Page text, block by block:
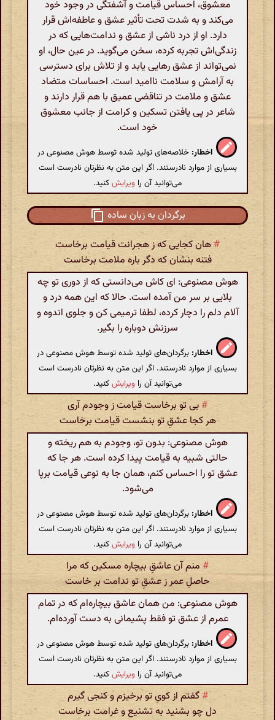
معشوق، احساس قیامت و آشفتگی در وجود خود
می‌کند و به شدت تحت تأثیر عشق و عاطفه‌اش قرار
دارد. او از درد ناشی از عشق و ندامت‌هایی که در
زندگی‌اش تجربه کرده، سخن می‌گوید. در عین حال، او
نمی‌تواند از عشق رهایی یابد و از تلاش برای دسترسی
به آرامش و سلامت ناامید است. احساسات متضاد
عشق و ملامت در تناقضی عمیق با هم قرار دارند و
شاعر در پی یافتن تسکین و کرامت از جانب معشوق
خود است.
اخطار: خلاصه‌های تولید شده توسط هوش مصنوعی در
بسیاری از موارد نادرستند. اگر این متن به نظرتان نادرست است
می‌توانید آن را ویرایشکنید.
برگردان به زبان ساده
#هان کجایی که ز هجرانت قیامت برخاست
فتنه بنشان که دگر باره ملامت برخاست
هوش مصنوعی: ای کاش می‌دانستی که از دوری تو چه
بلایی بر سر من آمده است. حالا که این همه درد و
آلام دلم را دچار کرده، لطفا ترمیمی کن و جلوی اندوه و
سرزنش دوباره را بگیر.
اخطار: برگردان‌های تولید شده توسط هوش مصنوعی در
بسیاری از موارد نادرستند. اگر این متن به نظرتان نادرست است
می‌توانید آن را ویرایشکنید.
#بی تو برخاست قیامت ز وجودم آری
هر کجا عشقِ تو بنشست قیامت برخاست
هوش مصنوعی: بدون تو، وجودم به هم ریخته و
حالتی شبیه به قیامت پیدا کرده است. هر جا که
عشق تو را احساس کنم، همان جا به نوعی قیامت برپا
می‌شود.
اخطار: برگردان‌های تولید شده توسط هوش مصنوعی در
بسیاری از موارد نادرستند. اگر این متن به نظرتان نادرست است
می‌توانید آن را ویرایشکنید.
# منم آن عاشقِ بیچاره مسکین که مرا
حاصلِ عمر ز عشقِ تو ندامت بر خاست
هوش مصنوعی: من همان عاشق بیچاره‌ام که در تمام
عمرم از عشق تو فقط پشیمانی به دست آورده‌ام.
اخطار: برگردان‌های تولید شده توسط هوش مصنوعی در
بسیاری از موارد نادرستند. اگر این متن به نظرتان نادرست است
می‌توانید آن را ویرایشکنید.
# گفتم از کویِ تو برخیزم و کنجی گیرم
دل چو بشنید به تشنیع و غرامت برخاست